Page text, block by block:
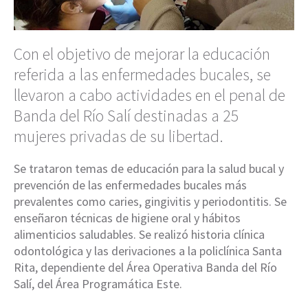
Con el objetivo de mejorar la educación
referida a las enfermedades bucales, se
llevaron a cabo actividades en el penal de
Banda del Río Salí destinadas a 25
mujeres privadas de su libertad.
Se trataron temas de educación para la salud bucal y
prevención de las enfermedades bucales más
prevalentes como caries, gingivitis y periodontitis. Se
enseñaron técnicas de higiene oral y hábitos
alimenticios saludables. Se realizó historia clínica
odontológica y las derivaciones a la policlínica Santa
Rita, dependiente del Área Operativa Banda del Río
Salí, del Área Programática Este.